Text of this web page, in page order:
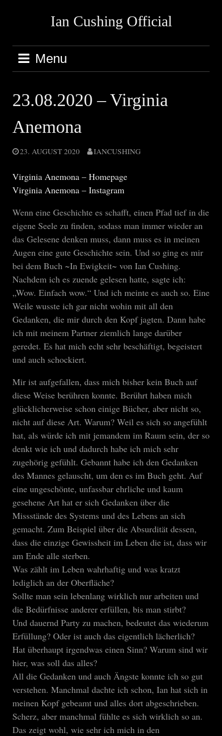
Ian Cushing Official
Menu
23.08.2020 – Virginia
Anemona
23. AUGUST 2020 IANCUSHING
Virginia Anemona – Homepage
Virginia Anemona – Instagram
Wenn eine Geschichte es schafft, einen Pfad tief in die
eigene Seele zu finden, sodass man immer wieder an
das Gelesene denken muss, dann muss es in meinen
Augen eine gute Geschichte sein. Und so ging es mir
bei dem Buch ~In Ewigkeit~ von Ian Cushing.
Nachdem ich es zuende gelesen hatte, sagte ich:
„Wow. Einfach wow.“ Und ich meinte es auch so. Eine
Weile wusste ich gar nicht wohin mit all den
Gedanken, die mir durch den Kopf jagten. Dann habe
ich mit meinem Partner ziemlich lange darüber
geredet. Es hat mich echt sehr beschäftigt, begeistert
und auch schockiert.
Mir ist aufgefallen, dass mich bisher kein Buch auf
diese Weise berühren konnte. Berührt haben mich
glücklicherweise schon einige Bücher, aber nicht so,
nicht auf diese Art. Warum? Weil es sich so angefühlt
hat, als würde ich mit jemandem im Raum sein, der so
denkt wie ich und dadurch habe ich mich sehr
zugehörig gefühlt. Gebannt habe ich den Gedanken
des Mannes gelauscht, um den es im Buch geht. Auf
eine ungeschönte, unfassbar ehrliche und kaum
gesehene Art hat er sich Gedanken über die
Missstände des Systems und des Lebens an sich
gemacht. Zum Beispiel über die Absurdität dessen,
dass die einzige Gewissheit im Leben die ist, dass wir
am Ende alle sterben.
Was zählt im Leben wahrhaftig und was kratzt
lediglich an der Oberfläche?
Sollte man sein lebenlang wirklich nur arbeiten und
die Bedürfnisse anderer erfüllen, bis man stirbt?
Und dauernd Party zu machen, bedeutet das wiederum
Erfüllung? Oder ist auch das eigentlich lächerlich?
Hat überhaupt irgendwas einen Sinn? Warum sind wir
hier, was soll das alles?
All die Gedanken und auch Ängste konnte ich so gut
verstehen. Manchmal dachte ich schon, Ian hat sich in
meinen Kopf gebeamt und alles dort abgeschrieben.
Scherz, aber manchmal fühlte es sich wirklich so an.
Das zeigt wohl, wie sehr ich mich in den